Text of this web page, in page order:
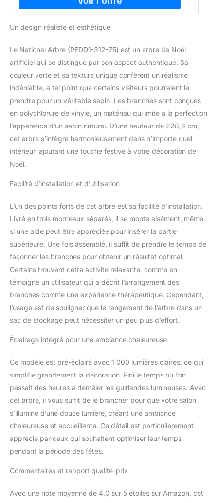
Un design réaliste et esthétique
Le National Arbre (PEDD1-312-75) est un arbre de Noël
artificiel qui se distingue par son aspect authentique. Sa
couleur verte et sa texture unique confèrent un réalisme
indéniable, à tel point que certains visiteurs pourraient le
prendre pour un véritable sapin. Les branches sont conçues
en polychlorure de vinyle, un matériau qui imite à la perfection
l’apparence d’un sapin naturel. D’une hauteur de 228,6 cm,
cet arbre s’intègre harmonieusement dans n’importe quel
intérieur, ajoutant une touche festive à votre décoration de
Noël.
Facilité d’installation et d’utilisation
L’un des points forts de cet arbre est sa facilité d’installation.
Livré en trois morceaux séparés, il se monte aisément, même
si une aide peut être appréciée pour insérer la partie
supérieure. Une fois assemblé, il suffit de prendre le temps de
façonner les branches pour obtenir un résultat optimal.
Certains trouvent cette activité relaxante, comme en
témoigne un utilisateur qui a décrit l’arrangement des
branches comme une expérience thérapeutique. Cependant,
l’usage est de souligner que le rangement de l’arbre dans un
sac de stockage peut nécessiter un peu plus d’effort.
Éclairage intégré pour une ambiance chaleureuse
Ce modèle est pré-éclairé avec 1 000 lumières claires, ce qui
simplifie grandement la décoration. Fini le temps où l’on
passait des heures à démêler les guirlandes lumineuses. Avec
cet arbre, il vous suffit de le brancher pour que votre salon
s’illumine d’une douce lumière, créant une ambiance
chaleureuse et accueillante. Ce détail est particulièrement
apprécié par ceux qui souhaitent optimiser leur temps
pendant la période des fêtes.
Commentaires et rapport qualité-prix
Avec une note moyenne de 4,0 sur 5 étoiles sur Amazon, cet